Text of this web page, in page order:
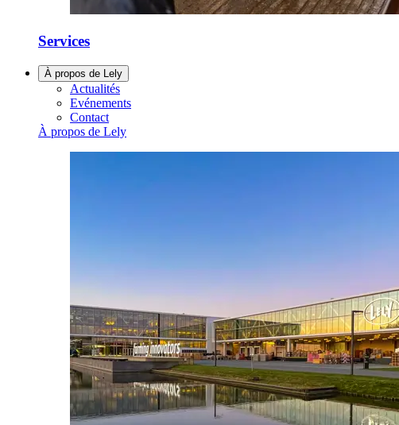
Services
À propos de Lely
Actualités
Evénements
Contact
À propos de Lely